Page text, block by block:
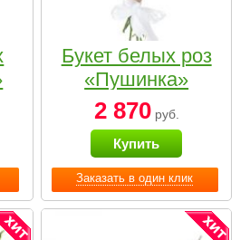
Заказать в один клик
Букет белых роз
«Пушинка»
2 870руб.
Купить